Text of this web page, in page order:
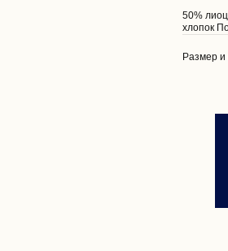
50%
хлопок
Размер и